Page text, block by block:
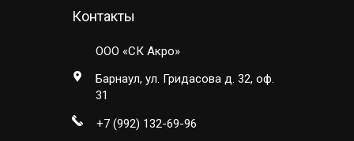
Контакты
ООО «СК Акро»
Барнаул, ул. Гридасова д. 32, оф.
31
+7 (992) 132-69-96